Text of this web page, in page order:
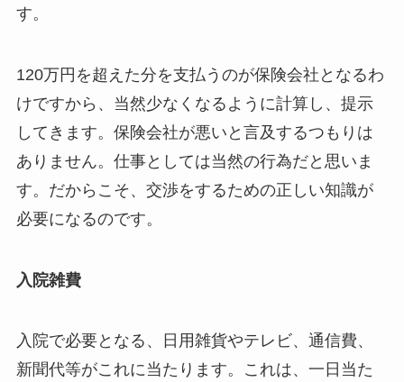
す。
120万円を超えた分を支払うのが保険会社となるわ
けですから、当然少なくなるように計算し、提示
してきます。保険会社が悪いと言及するつもりは
ありません。仕事としては当然の行為だと思いま
す。だからこそ、交渉をするための正しい知識が
必要になるのです。
入院雑費
入院で必要となる、日用雑貨やテレビ、通信費、
新聞代等がこれに当たります。これは、一日当た